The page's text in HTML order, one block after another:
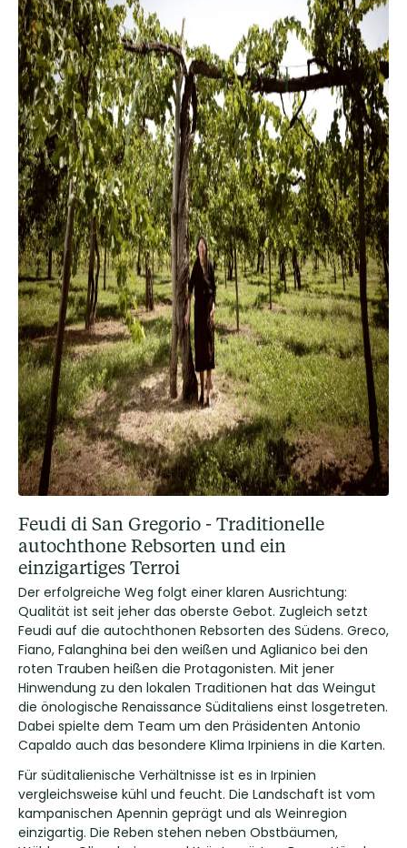
Feudi di San Gregorio - Traditionelle
autochthone Rebsorten und ein
einzigartiges Terroi
Der erfolgreiche Weg folgt einer klaren Ausrichtung:
Qualität ist seit jeher das oberste Gebot. Zugleich setzt
Feudi auf die autochthonen Rebsorten des Südens. Greco,
Fiano, Falanghina bei den weißen und Aglianico bei den
roten Trauben heißen die Protagonisten. Mit jener
Hinwendung zu den lokalen Traditionen hat das Weingut
die önologische Renaissance Süditaliens einst losgetreten.
Dabei spielte dem Team um den Präsidenten Antonio
Capaldo auch das besondere Klima Irpiniens in die Karten.
Für süditalienische Verhältnisse ist es in Irpinien
vergleichsweise kühl und feucht. Die Landschaft ist vom
kampanischen Apennin geprägt und als Weinregion
einzigartig. Die Reben stehen neben Obstbäumen,